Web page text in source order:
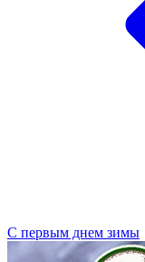
С первым днем зимы